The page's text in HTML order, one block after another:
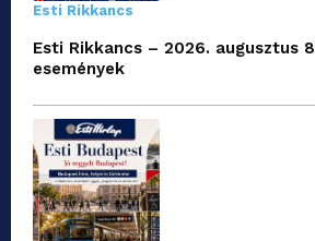
Esti Rikkancs
Esti Rikkancs – 2026. augusztus
események